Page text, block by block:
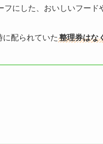
にした、おいしいフード
配られていた 整理券はな